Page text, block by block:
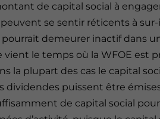
de capital social à
se sentir réticents à
demeurer inactif dans
vient le temps où la WFOE est
la plupart des cas le capital
dividendes puissent être
de capital social